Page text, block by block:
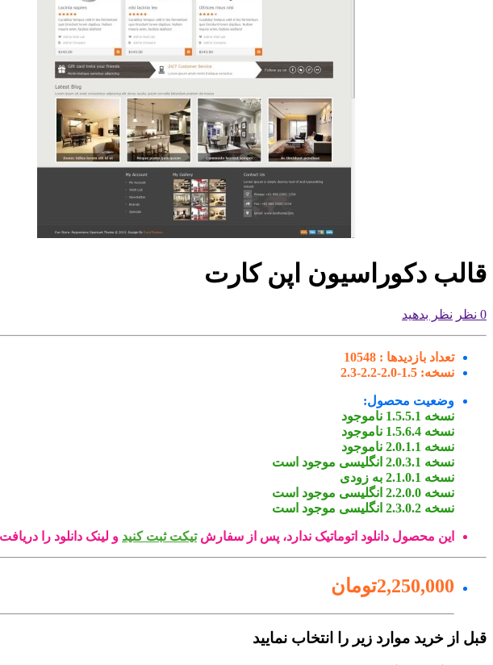
قالب دکوراسیون اپن کارت
0 نظر نظر بدهید
تعداد بازدیدها : 10548
نسخه: 1.5-2.0-2.2-2.3
وضعیت محصول:
نسخه 1.5.5.1 ناموجود
نسخه 1.5.6.4 ناموجود
نسخه 2.0.1.1 ناموجود
نسخه 2.0.3.1 انگلیسی موجود است
نسخه 2.1.0.1 به زودی
نسخه 2.2.0.0 انگلیسی موجود است
نسخه 2.3.0.2 انگلیسی موجود است
این محصول دانلود اتوماتیک ندارد، پس از سفارشتیکت ثبت کنید و لینک دانلود را دریافت کنید
2,250,000تومان
قبل از خرید موارد زیر را انتخاب نمایید